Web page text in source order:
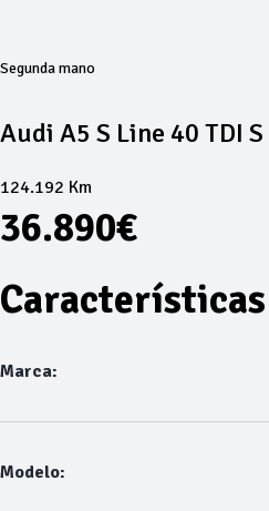
Segunda mano
Audi A5 S Line 40 TDI
124.192 Km
36.890€
Características
Marca:
Modelo: